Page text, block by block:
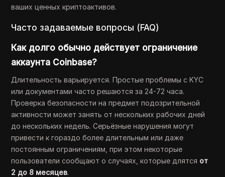
ваших ценных криптоактивов.
Часто задаваемые вопросы (FAQ)
Как долго обычно действует ограничение
аккаунта Coinbase?
Длительность варьируется. Простые проблемы с KYC
или документами часто решаются за 24-72 часа.
Проверка безопасности на предмет подозрительной
активности может занять от нескольких рабочих дней
до нескольких недель. Серьёзные нарушения могут
привести к гораздо более длительным или даже
постоянным ограничениям, при этом некоторые
пользователи сообщают о случаях, которые длятся от
2 до 8 месяцев.